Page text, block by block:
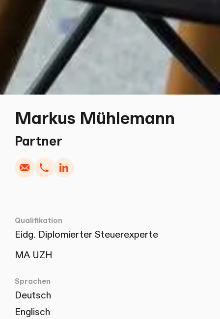
Markus Mühlemann
Partner
Anrufen
Qualifikation
Eidg. Diplomierter Steuerexperte
MA UZH
Sprachen
Deutsch
Englisch